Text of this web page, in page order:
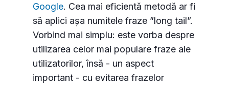
Google. Cea mai eficientă metodă ar fi
să aplici așa numitele fraze ”long tail”.
Vorbind mai simplu: este vorba despre
utilizarea celor mai populare fraze ale
utilizatorilor, însă - un aspect
important - cu evitarea frazelor